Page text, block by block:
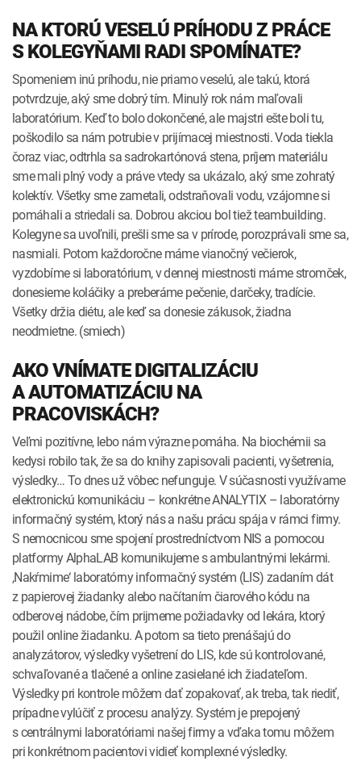
NA KTORÚ VESELÚ PRÍHODU Z PRÁCE
S KOLEGYŇAMI RADI SPOMÍNATE?
Spomeniem inú príhodu, nie priamo veselú, ale takú, ktorá
potvrdzuje, aký sme dobrý tím. Minulý rok nám maľovali
laboratórium. Keď to bolo dokončené, ale majstri ešte boli tu,
poškodilo sa nám potrubie v prijímacej miestnosti. Voda tiekla
čoraz viac, odtrhla sa sadrokartónová stena, príjem materiálu
sme mali plný vody a práve vtedy sa ukázalo, aký sme zohratý
kolektív. Všetky sme zametali, odstraňovali vodu, vzájomne si
pomáhali a striedali sa. Dobrou akciou bol tiež teambuilding.
Kolegyne sa uvoľnili, prešli sme sa v prírode, porozprávali sme sa,
nasmiali. Potom každoročne máme vianočný večierok,
vyzdobíme si laboratórium, v dennej miestnosti máme stromček,
donesieme koláčiky a preberáme pečenie, darčeky, tradície.
Všetky držia diétu, ale keď sa donesie zákusok, žiadna
neodmietne. (smiech)
AKO VNÍMATE DIGITALIZÁCIU
A AUTOMATIZÁCIU NA
PRACOVISKÁCH?
Veľmi pozitívne, lebo nám výrazne pomáha. Na biochémii sa
kedysi robilo tak, že sa do knihy zapisovali pacienti, vyšetrenia,
výsledky… To dnes už vôbec nefunguje. V súčasnosti využívame
elektronickú komunikáciu – konkrétne ANALYTIX – laboratórny
informačný systém, ktorý nás a našu prácu spája v rámci firmy.
S nemocnicou sme spojení prostredníctvom NIS a pomocou
platformy AlphaLAB komunikujeme s ambulantnými lekármi.
,Nakŕmime‘ laboratórny informačný systém (LIS) zadaním dát
z papierovej žiadanky alebo načítaním čiarového kódu na
odberovej nádobe, čím prijmeme požiadavky od lekára, ktorý
použil online žiadanku. A potom sa tieto prenášajú do
analyzátorov, výsledky vyšetrení do LIS, kde sú kontrolované,
schvaľované a tlačené a online zasielané ich žiadateľom.
Výsledky pri kontrole môžem dať zopakovať, ak treba, tak riediť,
prípadne vylúčiť z procesu analýzy. Systém je prepojený
s centrálnymi laboratóriami našej firmy a vďaka tomu môžem
pri konkrétnom pacientovi vidieť komplexné výsledky.